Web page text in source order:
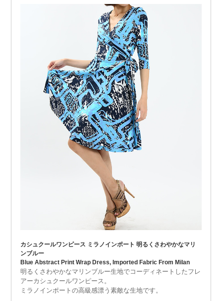
カシュクールワンピース ミラノインポート 明るくさわやかなマリ
ンブルー
Blue Abstract Print Wrap Dress, Imported Fabric From Milan
明るくさわやかなマリンブルー生地でコーディネートしたフレ
アーカシュクールワンピース。
ミラノインポートの高級感漂う素敵な生地です。